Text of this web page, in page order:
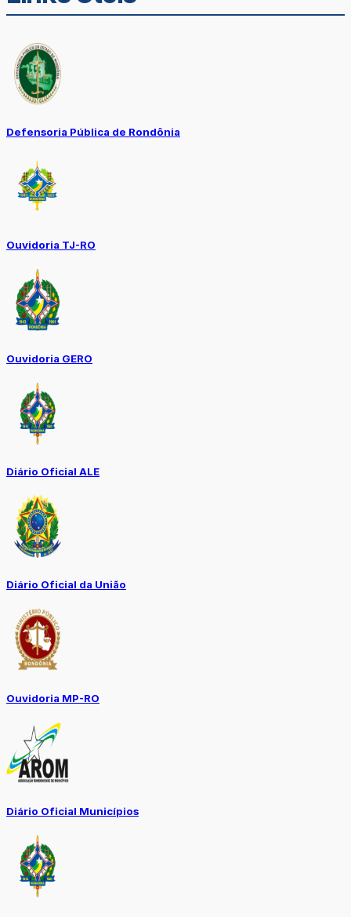
Defensoria Pública de Rondônia
Ouvidoria TJ-RO
Ouvidoria GERO
Diário Oficial ALE
Diário Oficial da União
Ouvidoria MP-RO
Diário Oficial Municípios